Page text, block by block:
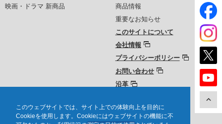
このウェブサイトでは、サイト上での体験向上を目的に
Cookieを使用します。Cookieにはウェブサイトの機能に不
映画・ドラマ 新商品
商品情報
重要なお知らせ
このサイトについて
会社情報
プライバシーポリシー
お問い合わせ
沿革